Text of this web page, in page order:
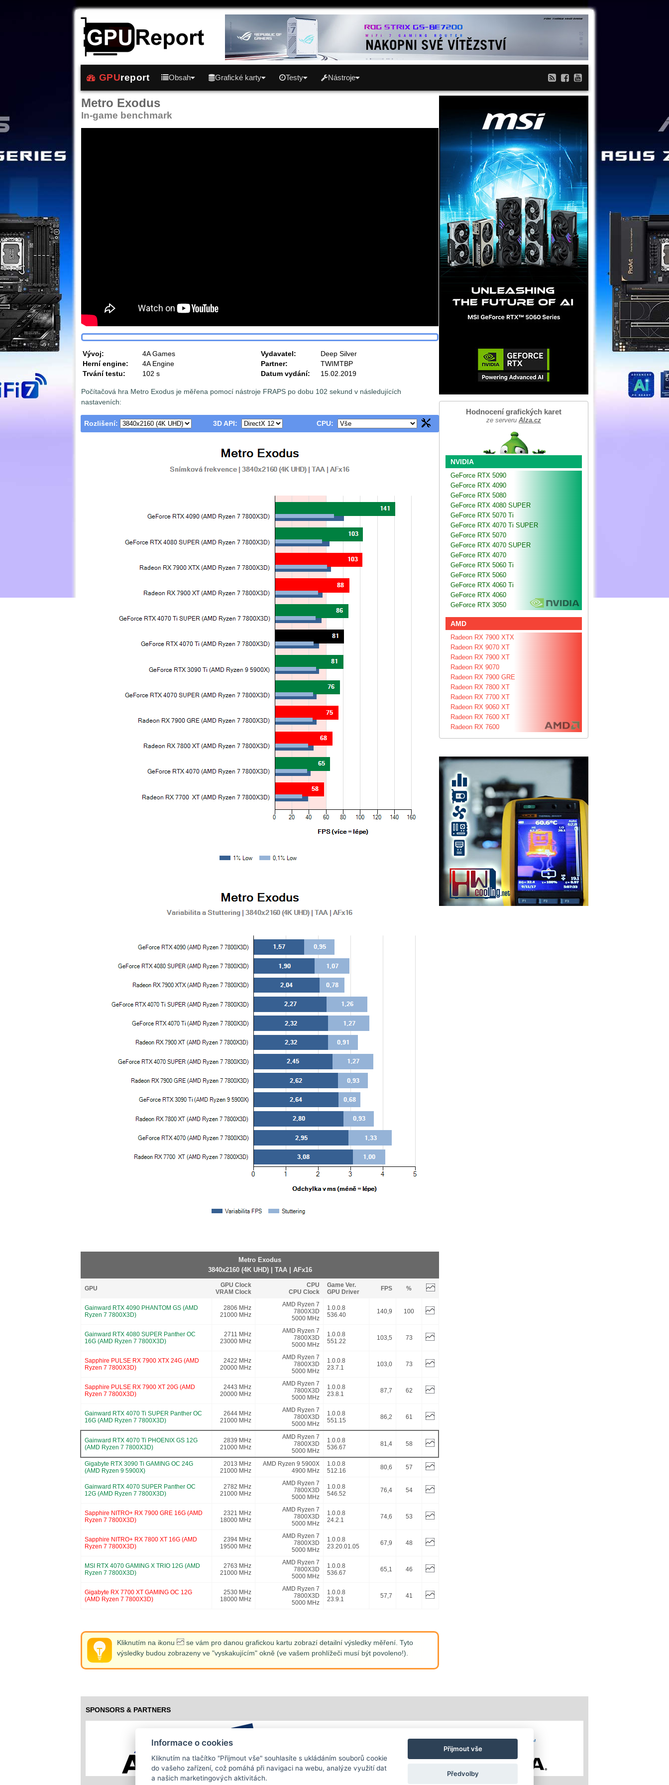
GPUreport Obsah Grafické karty Testy Nástroje
Metro Exodus
In-game benchmark
Vývoj: 4A Games Vydavatel:
Deep Silver
Herní engine:
4A Engine Partner:
TWIMTBP
Trvání testu:
102 s Datum vydání: 15.02.2019
Počítačová hra Metro Exodus je měřena pomocí nástroje FRAPS po dobu 102 sekund v následujících
nastaveních:
Rozlišení: 3D API: CPU:
Metro Exodus
3840x2160 (4K UHD) | TAA | AFx16
GPU
GPU Clock
VRAM Clock
CPU
CPU Clock
Game Ver.
GPU Driver
FPS %
Gainward RTX 4090 PHANTOM GS (AMD
Ryzen 7 7800X3D)
2806 MHz
21000 MHz
AMD Ryzen 7
7800X3D
5000 MHz
1.0.0.8
536.40
140,9 100
Gainward RTX 4080 SUPER Panther OC
16G (AMD Ryzen 7 7800X3D)
2711 MHz
23000 MHz
AMD Ryzen 7
7800X3D
5000 MHz
1.0.0.8
551.22
103,5 73
Sapphire PULSE RX 7900 XTX 24G (AMD
Ryzen 7 7800X3D)
2422 MHz
20000 MHz
AMD Ryzen 7
7800X3D
5000 MHz
1.0.0.8
23.7.1
103,0 73
Sapphire PULSE RX 7900 XT 20G (AMD
Ryzen 7 7800X3D)
2443 MHz
20000 MHz
AMD Ryzen 7
7800X3D
5000 MHz
1.0.0.8
23.8.1
87,7 62
Gainward RTX 4070 Ti SUPER Panther OC
16G (AMD Ryzen 7 7800X3D)
2644 MHz
21000 MHz
AMD Ryzen 7
7800X3D
5000 MHz
1.0.0.8
551.15
86,2 61
Gainward RTX 4070 Ti PHOENIX GS 12G
(AMD Ryzen 7 7800X3D)
2839 MHz
21000 MHz
AMD Ryzen 7
7800X3D
5000 MHz
1.0.0.8
536.67
81,4 58
Gigabyte RTX 3090 Ti GAMING OC 24G
(AMD Ryzen 9 5900X)
2013 MHz
21000 MHz
AMD Ryzen 9 5900X
4900 MHz
1.0.0.8
512.16
80,6 57
Gainward RTX 4070 SUPER Panther OC
12G (AMD Ryzen 7 7800X3D)
2782 MHz
21000 MHz
AMD Ryzen 7
7800X3D
5000 MHz
1.0.0.8
546.52
76,4 54
Sapphire NITRO+ RX 7900 GRE 16G (AMD
Ryzen 7 7800X3D)
2321 MHz
18000 MHz
AMD Ryzen 7
7800X3D
5000 MHz
1.0.0.8
24.2.1
74,6 53
Sapphire NITRO+ RX 7800 XT 16G (AMD
Ryzen 7 7800X3D)
2394 MHz
19500 MHz
AMD Ryzen 7
7800X3D
5000 MHz
1.0.0.8
23.20.01.05
67,9 48
MSI RTX 4070 GAMING X TRIO 12G (AMD
Ryzen 7 7800X3D)
2763 MHz
21000 MHz
AMD Ryzen 7
7800X3D
5000 MHz
1.0.0.8
536.67
65,1 46
Gigabyte RX 7700 XT GAMING OC 12G
(AMD Ryzen 7 7800X3D)
2530 MHz
18000 MHz
AMD Ryzen 7
7800X3D
5000 MHz
1.0.0.8
23.9.1
57,7 41
Kliknutím na ikonu
se vám pro danou grafickou kartu zobrazí detailní výsledky měření. Tyto
výsledky budou zobrazeny ve "vyskakujícím" okně (ve vašem prohlížeči musí být povoleno!).
Hodnocení grafických karet
ze serveru Alza.cz
NVIDIA
GeForce RTX 5090
GeForce RTX 4090
GeForce RTX 5080
GeForce RTX 4080 SUPER
GeForce RTX 5070 Ti
GeForce RTX 4070 Ti SUPER
GeForce RTX 5070
GeForce RTX 4070 SUPER
GeForce RTX 4070
GeForce RTX 5060 Ti
GeForce RTX 5060
GeForce RTX 4060 Ti
GeForce RTX 4060
GeForce RTX 3050
AMD
Radeon RX 7900 XTX
Radeon RX 9070 XT
Radeon RX 7900 XT
Radeon RX 9070
Radeon RX 7900 GRE
Radeon RX 7800 XT
Radeon RX 7700 XT
Radeon RX 9060 XT
Radeon RX 7600 XT
Radeon RX 7600
SPONSORS & PARTNERS
Informace o cookies
Kliknutím na tlačítko "Přijmout vše" souhlasíte s ukládáním souborů cookie
do vašeho zařízení, což pomáhá při navigaci na webu, analýze využití dat
a našich marketingových aktivitách.
Přijmout vše
Předvolby